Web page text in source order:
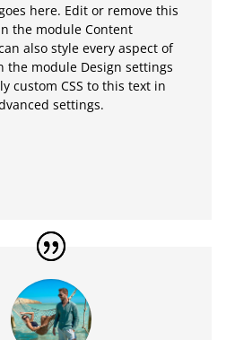
here. Edit or remove this
the module Content
also style every aspect of
the module Design settings
custom CSS to this text in
settings.